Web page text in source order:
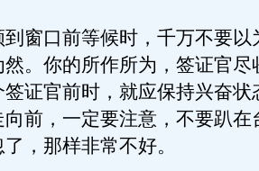
口前等候时，千万不要以
。你的所作所为，签证官尽
签证官前时，就应保持兴奋状
前，一定要注意，不要趴在
，那样非常不好。